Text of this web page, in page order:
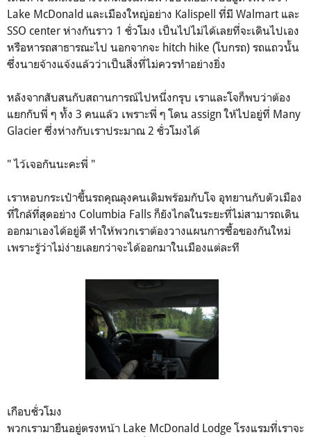
Lake McDonald และเมืองใหญ่อย่าง Kalispell ที่มี Walmart และ
SSO center ห่างกันราว 1 ชั่วโมง เป็นไปไม่ได้เลยที่จะเดินไปเอง
หรือหารถสาธารณะไป นอกจากจะ hitch hike (โบกรถ) รถแถวนั้น
ซึ่งนายจ้างแจ้งแล้วว่าเป็นสิ่งที่ไม่ควรทำอย่างยิ่ง
หลังจากสับสนกับสถานการณ์ไปหนึ่งกรุบ เราและโจก็พบว่าต้อง
แยกกับพี่ ๆ ทั้ง 3 คนแล้ว เพราะพี่ ๆ โดน assign ให้ไปอยู่ที่ Many
Glacier ซึ่งห่างกับเราประมาณ 2 ชั่วโมงได้
" ไว้เจอกันนะคะพี่ "
เราหอบกระเป๋าขึ้นรถคุณลุงคนเดิมพร้อมกับโจ อุทยานกับตัวเมือง
ที่ใกล้ที่สุดอย่าง Columbia Falls ก็ยังไกลในระยะที่ไม่สามารถเดิน
ออกมาเองได้อยู่ดี ทำให้พวกเราต้องวางแผนการซื้อของกันใหม่
เพราะรู้ว่าไม่ง่ายเลยกว่าจะได้ออกมาในเมืองแต่ละที
เกือบชั่วโมง
พวกเรามายืนอยู่ตรงหน้า Lake McDonald Lodge โรงแรมที่เราจะ